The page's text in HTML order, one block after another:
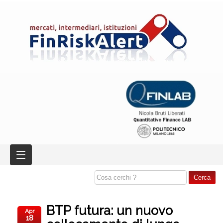
BTP futura: un nuovo
Apr
18